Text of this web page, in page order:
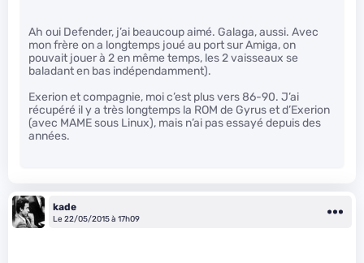
Ah oui Defender, j’ai beaucoup aimé. Galaga, aussi. Avec
mon frère on a longtemps joué au port sur Amiga, on
pouvait jouer à 2 en même temps, les 2 vaisseaux se
baladant en bas indépendamment).
Exerion et compagnie, moi c’est plus vers 86-90. J’ai
récupéré il y a très longtemps la ROM de Gyrus et d’Exerion
(avec MAME sous Linux), mais n’ai pas essayé depuis des
années.
kade
Le 22/05/2015 à 17h09